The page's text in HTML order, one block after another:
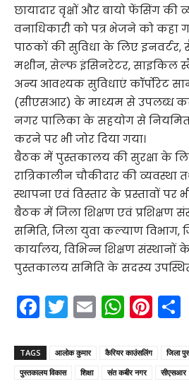
छायादार वृक्षों और बायो फेंसिंग की
वनाधिकारी को पत्र भेजने को कहा
पाठकों की सुविधा के लिए इनवर्टर,
मशीन, सेल्फ इंसिनरेटर, साइकिल
अन्य आवश्यक सुविधाएं कॉर्पोरेट
(सीएसआर) के माध्यम से उपलब्ध
नगर पालिका के सहयोग से
करने पर भी जोर दिया गया।
बैठक में पुस्तकालय की सुरक्षा के
रात्रिकालीन चौकीदार की व्यवस्था
स्थापना एवं विस्तार के प्रस्तावों पर
बैठक में जिला शिक्षण एवं प्रशिक्षण
समिति, जिला युवा कल्याण विभाग,
कार्यालय, विभिन्न शिक्षण संस्थानों के
पुस्तकालय समिति के सदस्य
F
a
c
e
T
w
itt
er
E
m
ai
W
h
a
ts
Pi
nt
er
e e
TAGS आलोक कुमार कैरियर काउंसलिंग जिला
पुस्तकालय विकास
शिक्षा संत कबीर नगर सीएसआर